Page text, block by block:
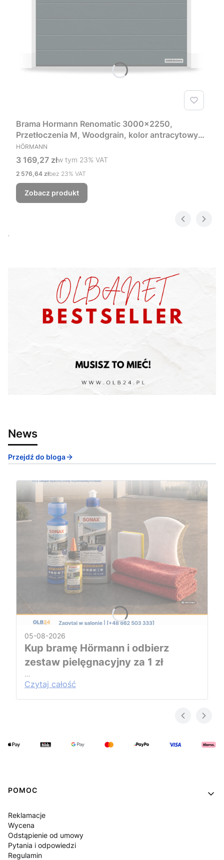
Brama Hormann Renomatic 3000x2250,
Przetłoczenia M, Woodgrain, kolor antracytowy
RAL 7016 + Prowadzenie Z
PRODUCENT
HÖRMANN
Cena brutto
3 169,27 złw tym %s VAT
w tym 23% VAT
Cena netto
2 576,64 złbez 23% VAT
Zobacz produkt
News
Przejdź do bloga
05-08-2026
Kup bramę Hörmann i odbierz
zestaw pielęgnacyjny za 1 zł
…
Czytaj całość
Linki w stopce
POMOC
Reklamacje
Wycena
Odstąpienie od umowy
Pytania i odpowiedzi
Regulamin